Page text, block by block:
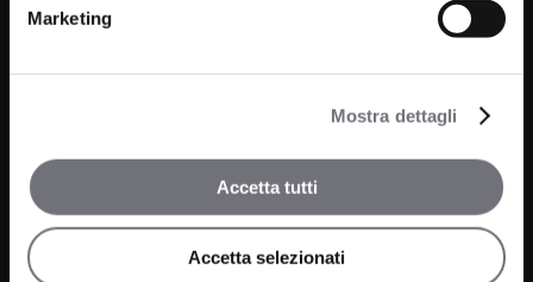
Marketing
Mostra dettagli
Accetta tutti
Accetta selezionati
Cucina
Wellness
Contatti
FAQ
Media e Download